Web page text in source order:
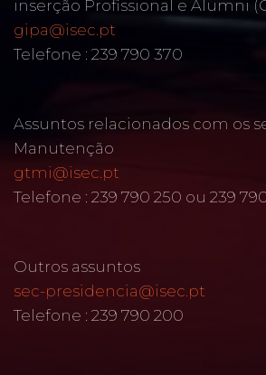
inserção Profissional e Alumni
gipa@isec.pt
Telefone : 239 790 370
Assuntos relacionados com os
Manutenção
gtmi@isec.pt
Telefone : 239 790 250 ou 239
Outros assuntos
sec-presidencia@isec.pt
Telefone : 239 790 200